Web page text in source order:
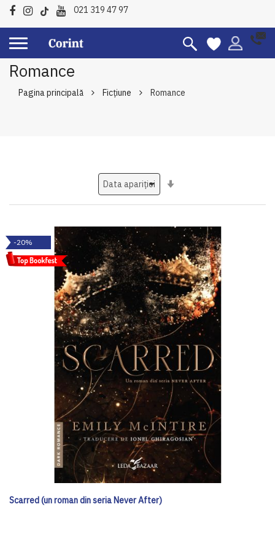
021 319 47 97
Romance
Pagina principală Ficțiune Romance
-20%
Scarred (un roman din seria Never After)